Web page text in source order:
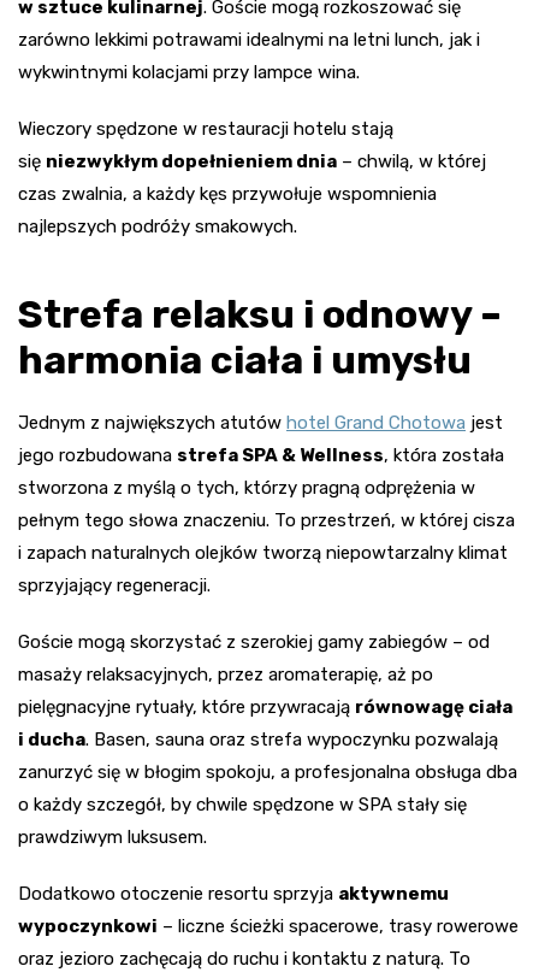
w sztuce kulinarnej. Goście mogą rozkoszować się
zarówno lekkimi potrawami idealnymi na letni lunch, jak i
wykwintnymi kolacjami przy lampce wina.
Wieczory spędzone w restauracji hotelu stają
się niezwykłym dopełnieniem dnia – chwilą, w której
czas zwalnia, a każdy kęs przywołuje wspomnienia
najlepszych podróży smakowych.
Strefa relaksu i odnowy –
harmonia ciała i umysłu
Jednym z największych atutów hotel Grand Chotowa jest
jego rozbudowana strefa SPA & Wellness, która została
stworzona z myślą o tych, którzy pragną odprężenia w
pełnym tego słowa znaczeniu. To przestrzeń, w której cisza
i zapach naturalnych olejków tworzą niepowtarzalny klimat
sprzyjający regeneracji.
Goście mogą skorzystać z szerokiej gamy zabiegów – od
masaży relaksacyjnych, przez aromaterapię, aż po
pielęgnacyjne rytuały, które przywracają równowagę ciała
i ducha. Basen, sauna oraz strefa wypoczynku pozwalają
zanurzyć się w błogim spokoju, a profesjonalna obsługa dba
o każdy szczegół, by chwile spędzone w SPA stały się
prawdziwym luksusem.
Dodatkowo otoczenie resortu sprzyja aktywnemu
wypoczynkowi – liczne ścieżki spacerowe, trasy rowerowe
oraz jezioro zachęcają do ruchu i kontaktu z naturą. To